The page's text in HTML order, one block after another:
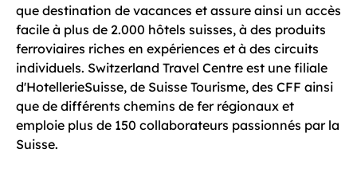
que destination de vacances et assure ainsi un accès
facile à plus de 2.000 hôtels suisses, à des produits
ferroviaires riches en expériences et à des circuits
individuels. Switzerland Travel Centre est une filiale
d'HotellerieSuisse, de Suisse Tourisme, des CFF ainsi
que de différents chemins de fer régionaux et
emploie plus de 150 collaborateurs passionnés par la
Suisse.